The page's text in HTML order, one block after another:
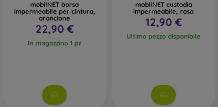
mobilNET borsa
impermeabile per cintura,
arancione
22,90 €
In magazzino 1 pz
mobilNET custodia
impermeabile, rosa
12,90 €
Ultimo pezzo disponibile